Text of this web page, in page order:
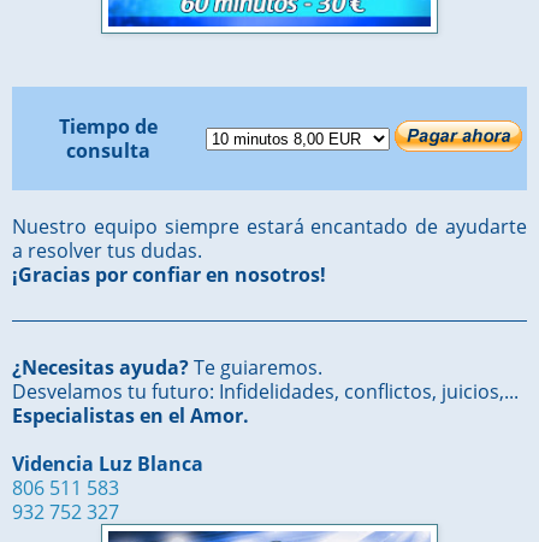
Tiempo de
consulta
Nuestro equipo siempre estará encantado de ayudarte
a resolver tus dudas.
¡Gracias por confiar en nosotros!
¿Necesitas ayuda?Te guiaremos.
Desvelamos tu futuro: Infidelidades, conflictos, juicios,...
Especialistas en el Amor.
Videncia Luz Blanca
806 511 583
932 752 327